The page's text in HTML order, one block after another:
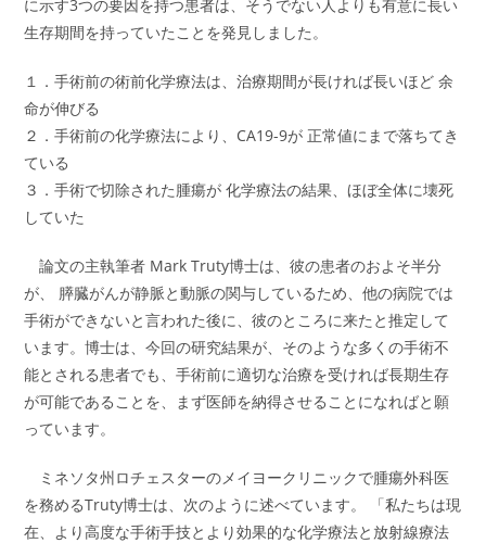
に示す3つの要因を持つ患者は、そうでない人よりも有意に長い
生存期間を持っていたことを発見しました。
１．手術前の術前化学療法は、治療期間が長ければ長いほど 余
命が伸びる
２．手術前の化学療法により、CA19-9が 正常値にまで落ちてき
ている
３．手術で切除された腫瘍が 化学療法の結果、ほぼ全体に壊死
していた
論文の主執筆者 Mark Truty博士は、彼の患者のおよそ半分
が、 膵臓がんが静脈と動脈の関与しているため、他の病院では
手術ができないと言われた後に、彼のところに来たと推定して
います。博士は、今回の研究結果が、そのような多くの手術不
能とされる患者でも、手術前に適切な治療を受ければ長期生存
が可能であることを、まず医師を納得させることになればと願
っています。
ミネソタ州ロチェスターのメイヨークリニックで腫瘍外科医
を務めるTruty博士は、次のように述べています。 「私たちは現
在、より高度な手術手技とより効果的な化学療法と放射線療法